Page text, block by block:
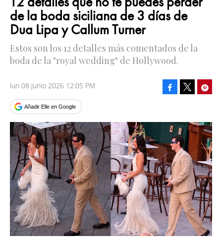
de la boda siciliana de 3 días de
Dua Lipa y Callum Turner
Estos son los 12 detalles más comentados de la
boda de la "royal wedding" de Hollywood.
lun 08 junio 2026 12:05 PM
Añadir Elle en Google
Facebook